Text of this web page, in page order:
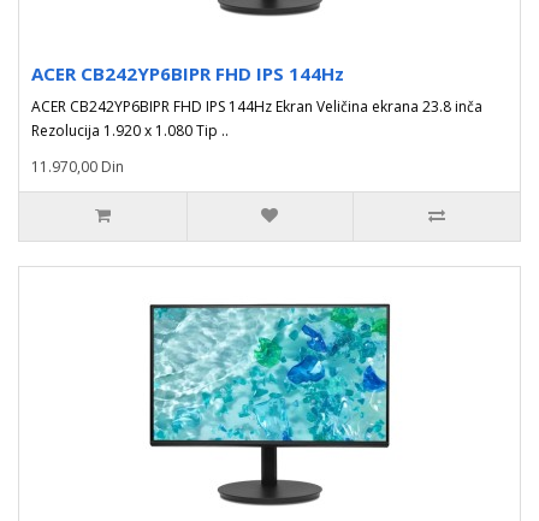
ACER CB242YP6BIPR FHD IPS 144Hz
ACER CB242YP6BIPR FHD IPS 144Hz Ekran Veličina ekrana 23.8 inča
Rezolucija 1.920 x 1.080 Tip ..
11.970,00 Din